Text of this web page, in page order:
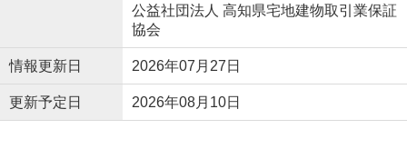
公益社団法人 高知県宅地建物取引業保証
協会
情報更新日 2026年07月27日
更新予定日 2026年08月10日